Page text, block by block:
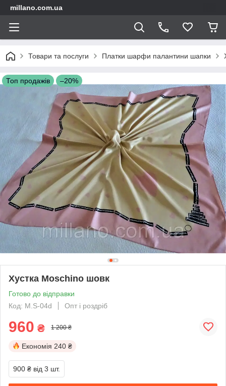
millano.com.ua
Товари та послуги Платки шарфи палантини шапки
Топ продажів –20%
Хустка Moschino шовк
Готово до відправки
Код: M.S-04d
Опт і роздріб
960 ₴ 1 200 ₴
Економія 240 ₴
900 ₴ від 3 шт.